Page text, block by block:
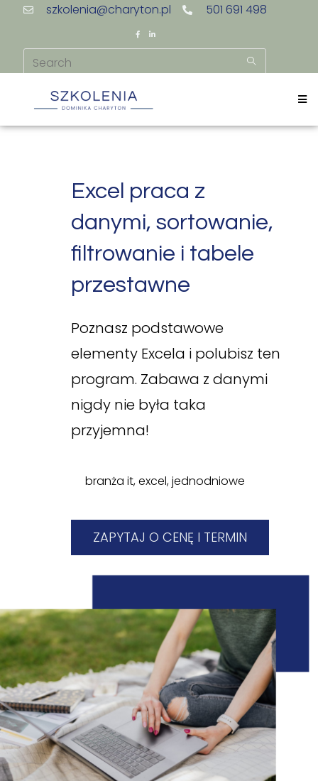
szkolenia@charyton.pl 501 691 498
Excel praca z
danymi, sortowanie,
filtrowanie i tabele
przestawne
Poznasz podstawowe
elementy Excela i polubisz ten
program. Zabawa z danymi
nigdy nie była taka
przyjemna!
branża it,excel,jednodniowe
ZAPYTAJ O CENĘ I TERMIN